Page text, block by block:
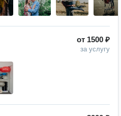
от 1500 ₽
за услугу